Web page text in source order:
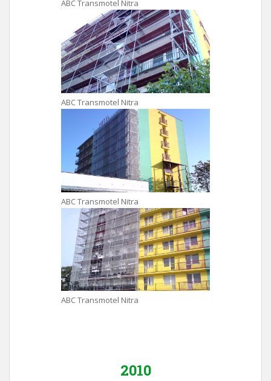
ABC Transmotel Nitra
ABC Transmotel Nitra
ABC Transmotel Nitra
ABC Transmotel Nitra
2010